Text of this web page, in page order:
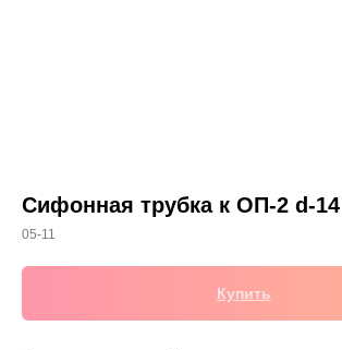
Сифонная трубка к ОП-2 d-
05-11
Купить